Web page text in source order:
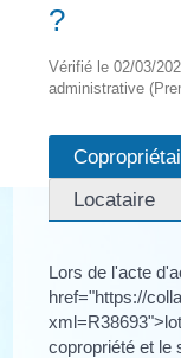
?
Vérifié le 02/03/
administrative
Locataire
Lors de l'acte
href="https://
copropriété et le